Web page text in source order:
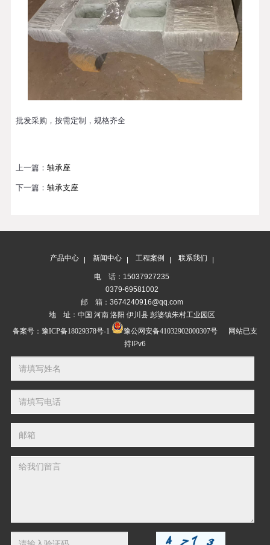
批发采购，按需定制，规格齐全
上一篇：轴承座
下一篇：轴承支座
产品中心 新闻中心 工程案例 联系我们
电 话：15037927235
0379-69581002
邮 箱：3674240916@qq.com
地 址：中国 河南 洛阳 伊川县 彭婆镇朱村工业园区
备案号： 豫ICP备18029378号-1 豫公网安备41032902000307号
网站已支
持IPv6